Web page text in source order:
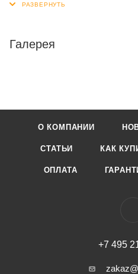
Галерея
О КОМПАНИИ
СТАТЬИ КАК
ОПЛАТА
+7 495